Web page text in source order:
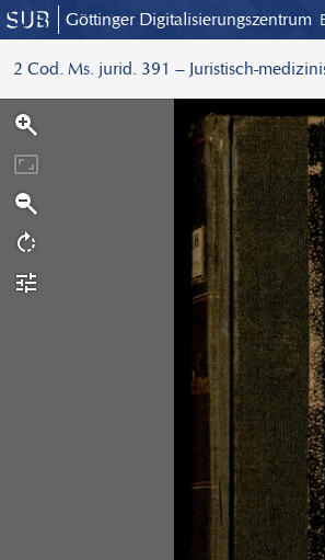
Göttinger Digitalisierungszentrum
2 Cod. Ms. jurid. 391 – Juristisch-